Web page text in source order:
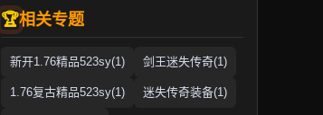
相关专题
新开1.76精品523sy(1) 剑王迷失传奇(1)
1.76复古精品523sy(1) 迷失传奇装备(1)